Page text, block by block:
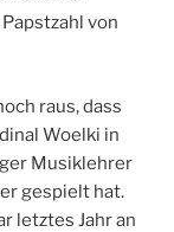
von
raus, dass
Woelki in
Musiklehrer
gespielt hat.
letztes Jahr an